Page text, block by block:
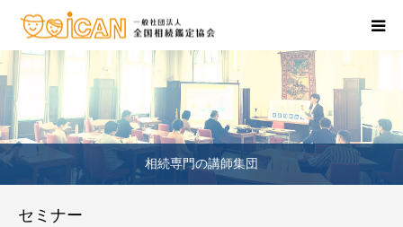
相続専門の講師集団
セミナー
相続・不動産の相談
鑑定士のいるお店
相続セミナー